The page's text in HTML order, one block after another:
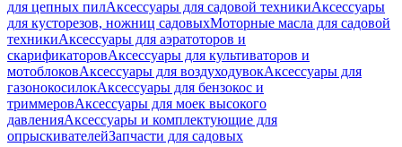
для цепных пилАксессуары для садовой техникиАксессуары
для кусторезов, ножниц садовыхМоторные масла для садовой
техникиАксессуары для аэратоторов и
скарификаторовАксессуары для культиваторов и
мотоблоковАксессуары для воздуходувокАксессуары для
газонокосилокАксессуары для бензокос и
триммеровАксессуары для моек высокого
давленияАксессуары и комплектующие для
опрыскивателейЗапчасти для садовых